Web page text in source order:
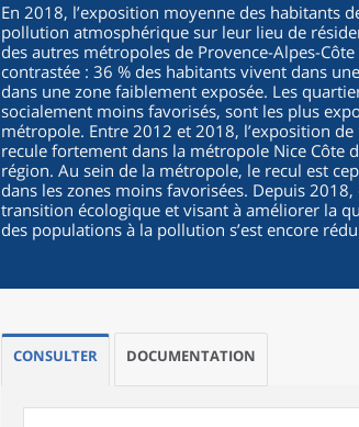
En 2018, l’exposition moyenne des habitants
pollution atmosphérique sur leur lieu de
des autres métropoles de Provence-Alpes-
contrastée : 36 % des habitants vivent dans
dans une zone faiblement exposée. Les
socialement moins favorisés, sont les plus
métropole. Entre 2012 et 2018, l’exposition
recule fortement dans la métropole Nice Côte
région. Au sein de la métropole, le recul est
dans les zones moins favorisées. Depuis
transition écologique et visant à améliorer la
des populations à la pollution s’est encore
CONSULTER DOCUMENTATION